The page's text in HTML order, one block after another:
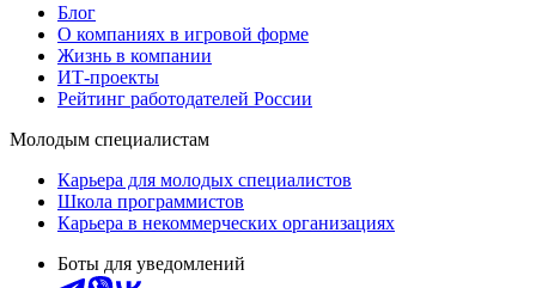
Блог
О компаниях в игровой форме
Жизнь в компании
ИТ-проекты
Рейтинг работодателей России
Молодым специалистам
Карьера для молодых специалистов
Школа программистов
Карьера в некоммерческих организациях
Боты для уведомлений